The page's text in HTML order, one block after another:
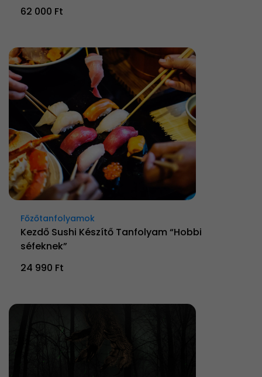
62 000 Ft
Főzőtanfolyamok
Kezdő Sushi Készítő Tanfolyam “Hobbi
séfeknek”
24 990 Ft